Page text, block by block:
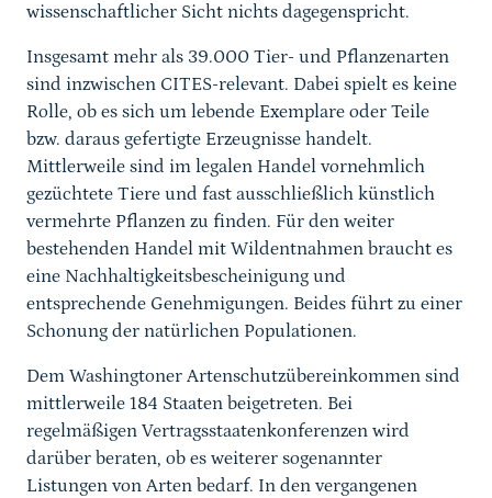
wissenschaftlicher Sicht nichts dagegenspricht.
Insgesamt mehr als 39.000 Tier- und Pflanzenarten
sind inzwischen CITES-relevant. Dabei spielt es keine
Rolle, ob es sich um lebende Exemplare oder Teile
bzw. daraus gefertigte Erzeugnisse handelt.
Mittlerweile sind im legalen Handel vornehmlich
gezüchtete Tiere und fast ausschließlich künstlich
vermehrte Pflanzen zu finden. Für den weiter
bestehenden Handel mit Wildentnahmen braucht es
eine Nachhaltigkeitsbescheinigung und
entsprechende Genehmigungen. Beides führt zu einer
Schonung der natürlichen Populationen.
Dem Washingtoner Artenschutzübereinkommen sind
mittlerweile 184 Staaten beigetreten. Bei
regelmäßigen Vertragsstaatenkonferenzen wird
darüber beraten, ob es weiterer sogenannter
Listungen von Arten bedarf. In den vergangenen